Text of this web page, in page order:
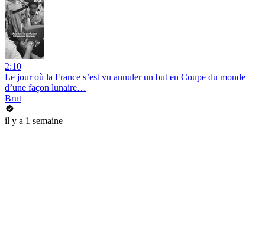
2:10
Le jour où la France s’est vu annuler un but en Coupe du monde
d’une façon lunaire…
Brut
il y a 1 semaine